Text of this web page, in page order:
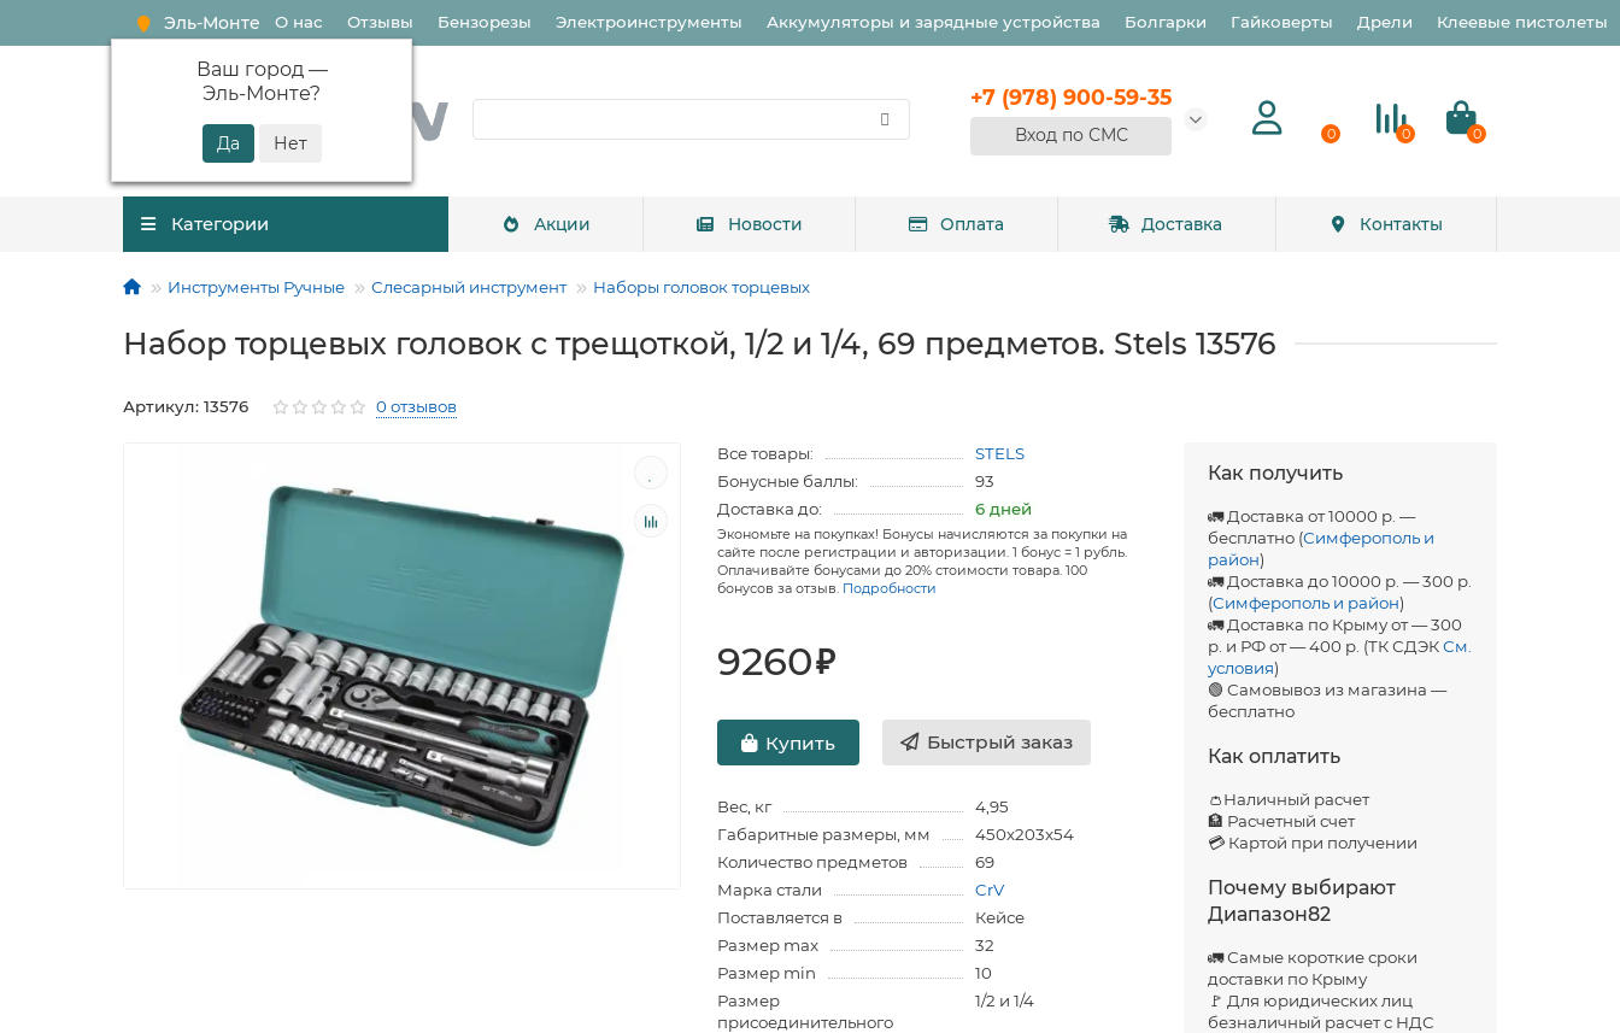
Эль-Монте
Ваш город —
Эль-Монте?
О нас Отзывы Бензорезы Электроинструменты Аккумуляторы и зарядные устройства Болгарки Гайковерты Дрели Клеевые пистолеты
+7 (978) 900-59-35
Вход по СМС 0 0 0
Категории Акции Новости Оплата Доставка Контакты
Инструменты Ручные Слесарный инструмент Наборы головок торцевых
Набор торцевых головок с трещоткой, 1/2 и 1/4, 69 предметов. Stels 13576
Артикул: 13576 0 отзывов
Все товары:
STELS
Бонусные баллы:
93
Доставка до:
6 дней
Экономьте на покупках! Бонусы начисляются за покупки на
сайте после регистрации и авторизации. 1 бонус = 1 рубль.
Оплачивайте бонусами до 20% стоимости товара. 100
бонусов за отзыв. Подробности
9260₽
Купить Быстрый заказ
Вес, кг
4,95
Габаритные размеры, мм
450х203х54
Количество предметов
69
Марка стали
CrV
Поставляется в
Кейсе
Размер max
32
Размер min
10
Размер
присоединительного
1/2 и 1/4
Как получить
🚛 Доставка от 10000 р. —
бесплатно (Симферополь и
район)
🚛 Доставка до 10000 р. — 300 р.
(Симферополь и район)
🚛 Доставка по Крыму от — 300
р. и РФ от — 400 р. (ТК СДЭКСм.
условия)
🟢 Самовывоз из магазина —
бесплатно
Как оплатить
👛Наличный расчет
🏦 Расчетный счет
💳 Картой при получении
Почему выбирают
Диапазон82
🚛 Самые короткие сроки
доставки по Крыму
🚩 Для юридических лиц
безналичный расчет с НДС